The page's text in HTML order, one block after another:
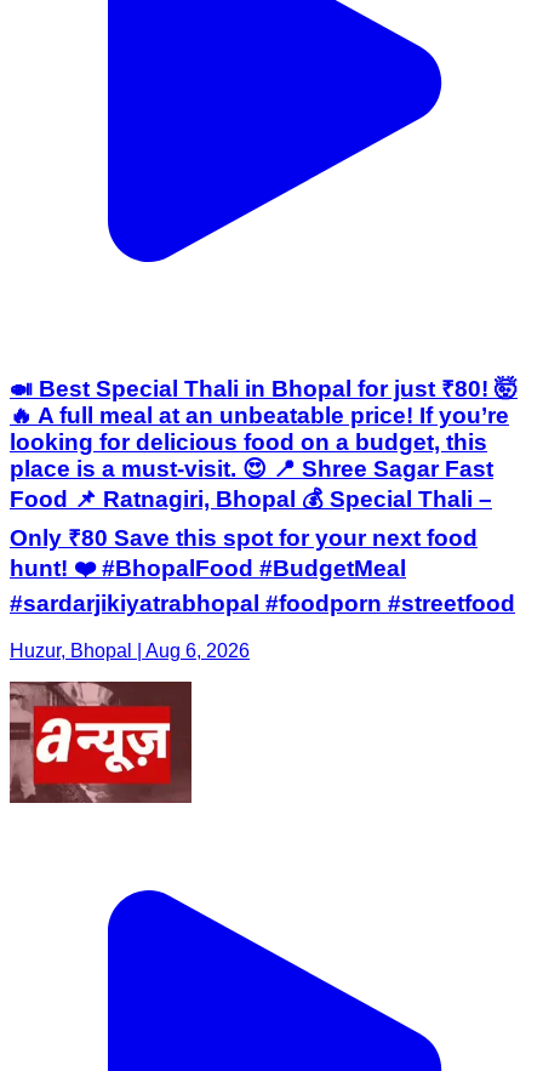
🍛 Best Special Thali in Bhopal for just ₹80! 🤯
🔥 A full meal at an unbeatable price! If you’re
looking for delicious food on a budget, this
place is a must-visit. 😍 📍 Shree Sagar Fast
Food 📌 Ratnagiri, Bhopal 💰 Special Thali –
Only ₹80 Save this spot for your next food
hunt! ❤️ #BhopalFood #BudgetMeal
#sardarjikiyatrabhopal #foodporn #streetfood
Huzur, Bhopal | Aug 6, 2026